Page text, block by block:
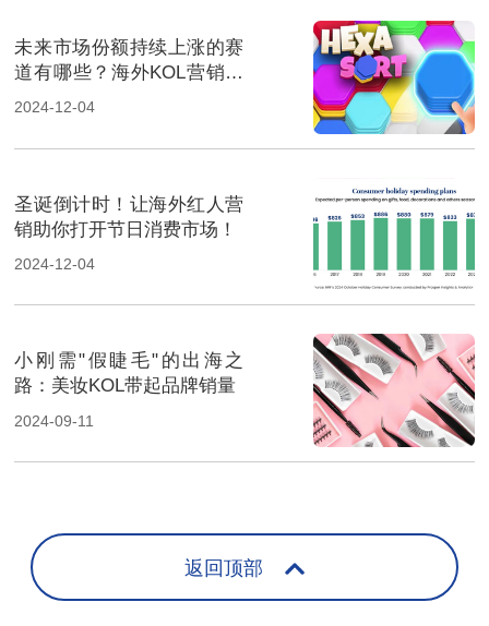
未来市场份额持续上涨的赛
道有哪些？海外KOL营销榜
上有名
2024-12-04
圣诞倒计时！让海外红人营
销助你打开节日消费市场！
2024-12-04
小刚需"假睫毛"的出海之
路：美妆KOL带起品牌销量
2024-09-11
返回顶部